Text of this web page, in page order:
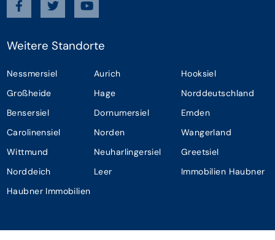
Weitere Standorte
Nessmersiel Aurich
Hooksiel
Großheide
Hage
Norddeutschland
Bensersiel
Dornumersiel
Emden
Carolinensiel
Norden
Wangerland
Wittmund
Neuharlingersiel
Greetsiel
Norddeich
Leer
Immobilien Haubner
Haubner Immobilien